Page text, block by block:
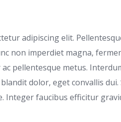
adipiscing elit.
non imperdiet magna,
pellentesque metus.
dolor, eget convallis
Integer faucibus efficitur